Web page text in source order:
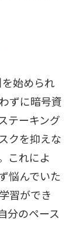
始められ
ずに暗号資
テーキング
クを抑えな
これによ
悩んでいた
習ができ
分のペース